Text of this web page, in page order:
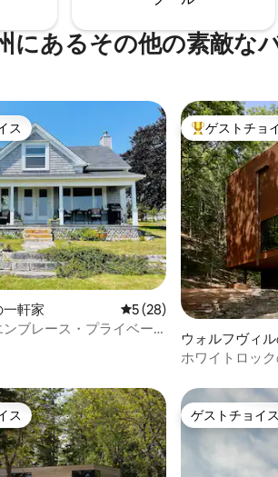
にあるその他の素敵な
星の平均評価
チョイスです。
ス
軒家 レビュー28件、5つ星中
5 (28)
ブレース・プライベー
大好評のゲス
ゲストチョ
ウォルフヴィ
ホワイトロッ
チョイスです。
ス ゲストチョイス
ゲストチョイス